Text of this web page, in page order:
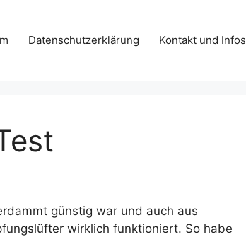
Datenschutzerklärung Kontakt und Infos
günstig war und auch aus
wirklich funktioniert. So habe